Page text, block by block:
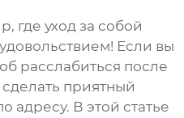
где уход за собой
Если вы
расслабиться после
приятный
адресу. В этой статье